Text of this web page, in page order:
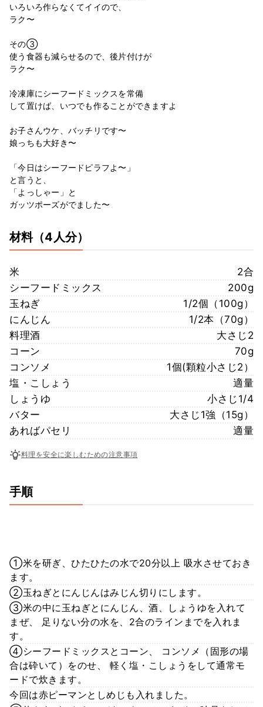
いろいろ作らなくてイイので、
ラク〜
その③
使う食器も減らせるので、後片付けが
ラク〜
冷凍庫にシーフードミックスを常備
して置けば、いつでも作ることができますよ
お子さんウケ、バッチリです〜
娘っちも大好き〜
「今日はシーフードピラフよ〜」
と言うと、
「よっしゃー」と
ガッツポーズがでました〜
材料（4人分）
米
2合
シーフードミックス
200g
玉ねぎ
1/2個（100g）
にんじん
1/2本（70g）
料理酒
大さじ2
コーン
70g
コンソメ
1個(顆粒小さじ2）
塩・こしょう
適量
しょうゆ
小さじ1/4
バター
大さじ1強（15g）
あればパセリ
適量
料理を安全に楽しむための注意事項
手順
①米を研ぎ、ひたひたの水で20分以上 吸水させておき
ます。
②玉ねぎとにんじんはみじん切りにします。
③米の中に玉ねぎとにんじん、酒、しょうゆを入れて
まぜ、 足りない分の水を、2合のラインまでを入れま
す。
④シーフードミックスとコーン、 コンソメ（固形の場
合は砕いて）をのせ、 軽く塩・こしょうをして通常モ
ードで炊きます。
今回は赤ピーマンとしめじも入れました。